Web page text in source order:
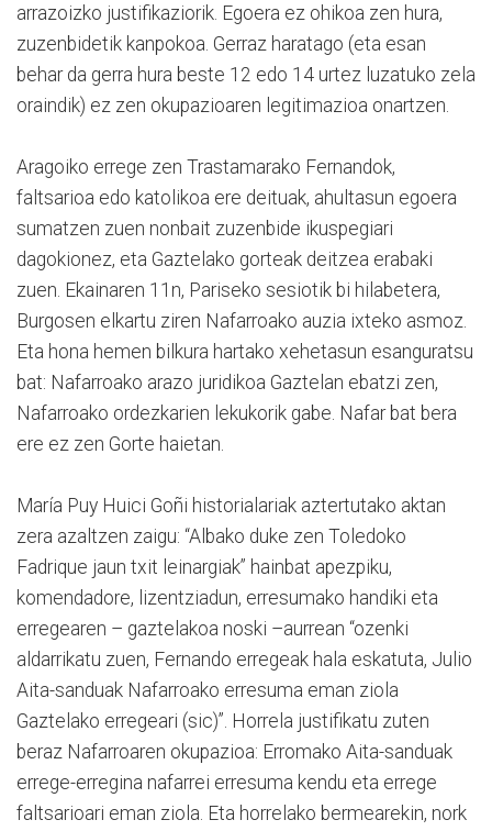
arrazoizko justifikaziorik. Egoera ez ohikoa zen hura,
zuzenbidetik kanpokoa. Gerraz haratago (eta esan
behar da gerra hura beste 12 edo 14 urtez luzatuko zela
oraindik) ez zen okupazioaren legitimazioa onartzen.
Aragoiko errege zen Trastamarako Fernandok,
faltsarioa edo katolikoa ere deituak, ahultasun egoera
sumatzen zuen nonbait zuzenbide ikuspegiari
dagokionez, eta Gaztelako gorteak deitzea erabaki
zuen. Ekainaren 11n, Pariseko sesiotik bi hilabetera,
Burgosen elkartu ziren Nafarroako auzia ixteko asmoz.
Eta hona hemen bilkura hartako xehetasun esanguratsu
bat: Nafarroako arazo juridikoa Gaztelan ebatzi zen,
Nafarroako ordezkarien lekukorik gabe. Nafar bat bera
ere ez zen Gorte haietan.
María Puy Huici Goñi historialariak aztertutako aktan
zera azaltzen zaigu: “Albako duke zen Toledoko
Fadrique jaun txit leinargiak” hainbat apezpiku,
komendadore, lizentziadun, erresumako handiki eta
erregearen – gaztelakoa noski –aurrean “ozenki
aldarrikatu zuen, Fernando erregeak hala eskatuta, Julio
Aita-sanduak Nafarroako erresuma eman ziola
Gaztelako erregeari (sic)”. Horrela justifikatu zuten
beraz Nafarroaren okupazioa: Erromako Aita-sanduak
errege-erregina nafarrei erresuma kendu eta errege
faltsarioari eman ziola. Eta horrelako bermearekin, nork